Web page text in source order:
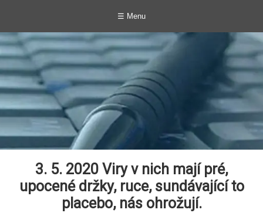
☰ Menu
3. 5. 2020 Viry v nich mají pré,
upocené držky, ruce, sundávající to
placebo, nás ohrožují.